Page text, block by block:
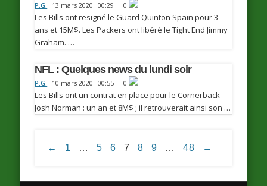
P.G. 13 mars 2020 00:29 0
Les Bills ont resigné le Guard Quinton Spain pour 3
ans et 15M$. Les Packers ont libéré le Tight End Jimmy
Graham. …
NFL : Quelques news du lundi soir
P.G. 10 mars 2020 00:55 0
Les Bills ont un contrat en place pour le Cornerback
Josh Norman : un an et 8M$ ; il retrouverait ainsi son …
← 1 … 5 6 7 8 9 … 48 →